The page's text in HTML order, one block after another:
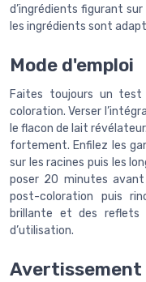
d’ingrédients figurant
les ingrédients sont
Mode d'emploi
Faites toujours un
coloration. Verser
le flacon de lait
fortement. Enfilez les
sur les racines puis les
poser 20 minutes avant
post-coloration puis
brillante et des reflets
d’utilisation.
Avertissement